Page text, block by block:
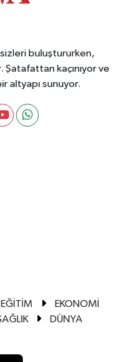
sizleri buluştururken,
kaçınıyor ve
altyapı sunuyor.
EĞİTİM
EKONOMİ
DÜNYA